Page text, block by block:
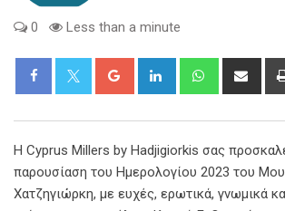
0 Less than a minute
Google+ LinkedIn Whatsapp
Η Cyprus Millers by Hadjigiorkis σας
παρουσίαση του Ημερολογίου 2023 του
Χατζηγιώρκη, με ευχές, ερωτικά, γνωμικά